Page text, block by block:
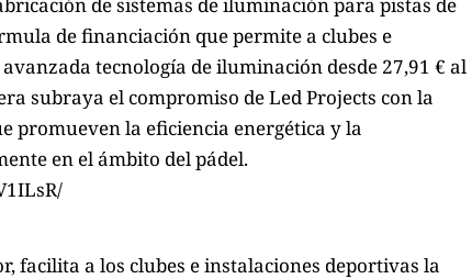
de financiación que permite a clubes e
tecnología de iluminación desde 27,91 € al
subraya el compromiso de Led Projects con la
promueven la eficiencia energética y la
en el ámbito del pádel.
facilita a los clubes e instalaciones deportivas la